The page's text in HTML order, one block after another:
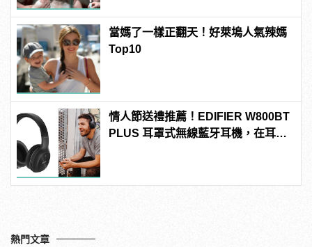
當媽了一樣正翻天！好萊塢人氣辣媽
Top10
情人節送禮推薦！EDIFIER W800BT
PLUS 耳罩式無線藍牙耳機，在耳邊
熱門文章